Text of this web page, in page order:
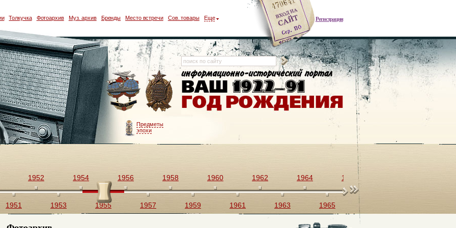
Регистрация
Толкучка Фотоархив Муз. архив Бренды Место встречи Сов. товары Еще
Предметы
эпохи
1951
1952
1953
1954
1955
1956
1957
1958
1959
1960
1961
1962
1963
1964
1965
1966